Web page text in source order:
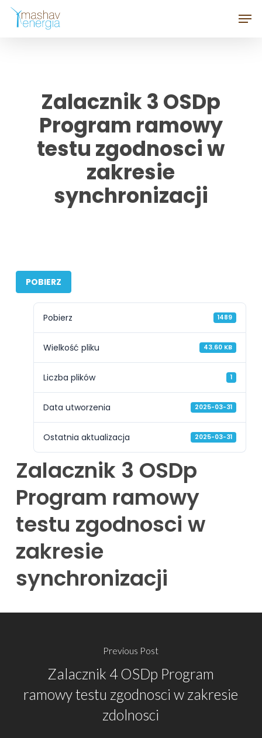
Skip
Zalacznik 3 OSDp
Program ramowy
testu zgodnosci w
zakresie
synchronizacji
POBIERZ
Pobierz 1489
Wielkość pliku 43.60 KB
Liczba plików 1
Data utworzenia 2025-03-31
Ostatnia aktualizacja 2025-03-31
Zalacznik 3 OSDp
Program ramowy
testu zgodnosci w
zakresie
synchronizacji
Previous Post
Zalacznik 4 OSDp Program
ramowy testu zgodnosci w zakresie
zdolnosci